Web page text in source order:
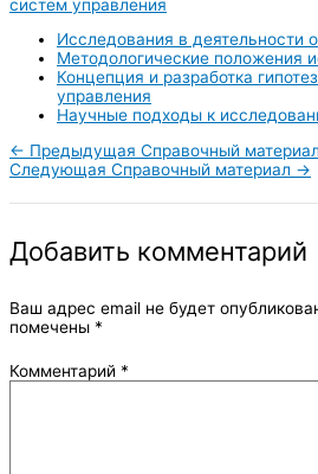
систем управления
Исследования в деятельности
Методологические положения
Концепция и разработка
управления
Научные подходы к
← Предыдущая Справочный материал
Следующая Справочный материал →
Добавить комментарий
Ваш адрес email не будет
помечены *
Комментарий *